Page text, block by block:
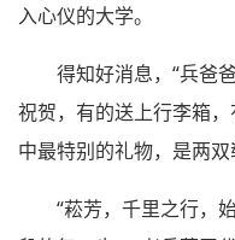
入心仪的大学。
得知好消息，“兵爸
祝贺，有的送上行李箱
中最特别的礼物，是两双
“菘芳，千里之行，